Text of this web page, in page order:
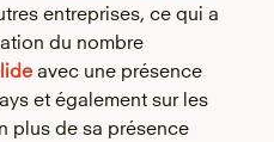
entreprises, ce qui a
du nombre
avec une présence
et également sur les
plus de sa présence